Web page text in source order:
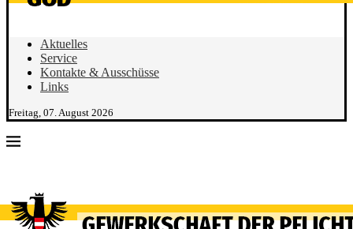
Aktuelles
Service
Kontakte & Ausschüsse
Links
Freitag, 07. August 2026